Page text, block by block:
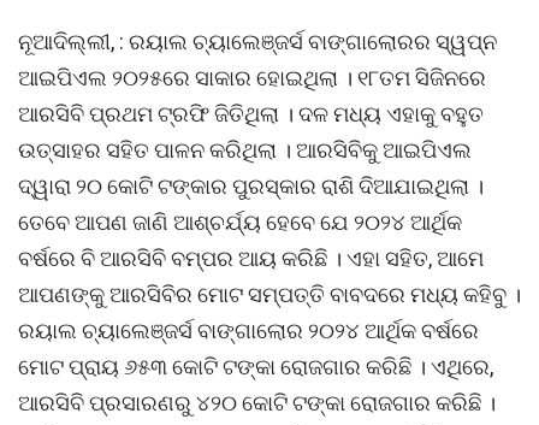
ନୂଆଦିଲ୍ଲୀ, : ରୟାଲ ଚ୍ୟାଲେଞ୍ଜର୍ସ ବାଙ୍ଗାଲୋରର ସ୍‌ୱପ୍ନ
ଆଇପିଏଲ ୨୦୨୫ରେ ସାକାର ହୋଇଥିଲା । ୧୮ତମ ସିଜିନରେ
ଆରସିବି ପ୍ରଥମ ଟ୍ରଫି ଜିତିଥିଲା । ଦଳ ମଧ୍ୟ ଏହାକୁ ବହୁତ
ଉତ୍ସାହର ସହିତ ପାଳନ କରିଥିଲା । ଆରସିବିକୁ ଆଇପିଏଲ
ଦ୍ୱାରା ୨୦ କୋଟି ଟଙ୍କାର ପୁରସ୍କାର ରାଶି ଦିଆଯାଇଥିଲା ।
ତେବେ ଆପଣ ଜାଣି ଆଶ୍ଚର୍ଯ୍ୟ ହେବେ ଯେ ୨୦୨୪ ଆର୍ଥିକ
ବର୍ଷରେ ବି ଆରସିବି ବମ୍ପର ଆୟ କରିଛି । ଏହା ସହିତ, ଆମେ
ଆପଣଙ୍କୁ ଆରସିବିର ମୋଟ ସମ୍ପତ୍ତି ବାବଦରେ ମଧ୍ୟ କହିବୁ ।
ରୟାଲ ଚ୍ୟାଲେଞ୍ଜର୍ସ ବାଙ୍ଗାଲୋର ୨୦୨୪ ଆର୍ଥିକ ବର୍ଷରେ
ମୋଟ ପ୍ରାୟ ୬୫୩ କୋଟି ଟଙ୍କା ରୋଜଗାର କରିଛି । ଏଥିରେ,
ଆରସିବି ପ୍ରସାରଣରୁ ୪୨୦ କୋଟି ଟଙ୍କା ରୋଜଗାର କରିଛି ।